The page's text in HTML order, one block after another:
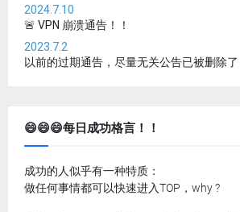
2024.7.10
🚨 VPN 崩溃通告！！
2023.7.2
以前的过期通告，尽量无关公告已被删除了
😄😄😄每日成功格言！！
成功的人似乎有一种特质：
做任何事情都可以快速进入TOP，why ?